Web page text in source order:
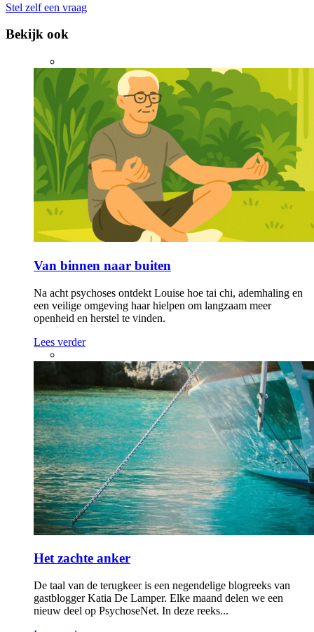
Stel zelf een vraag
Bekijk ook
Van binnen naar buiten
Na acht psychoses ontdekt Louise hoe tai chi, ademhaling en
een veilige omgeving haar hielpen om langzaam meer
openheid en herstel te vinden.
Lees verder
Het zachte anker
De taal van de terugkeer is een negendelige blogreeks van
gastblogger Katia De Lamper. Elke maand delen we een
nieuw deel op PsychoseNet. In deze reeks...